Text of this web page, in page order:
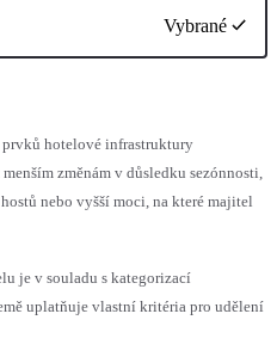
Vybrané
hotelové infrastruktury
změnám v důsledku sezónnosti,
nebo vyšší moci, na které majitel
je v souladu s kategorizací
uplatňuje vlastní kritéria pro udělení